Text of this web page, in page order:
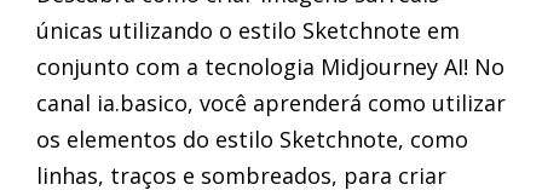
únicas utilizando o estilo Sketchnote em
conjunto com a tecnologia Midjourney AI! No
canal ia.basico, você aprenderá como utilizar
os elementos do estilo Sketchnote, como
linhas, traços e sombreados, para criar